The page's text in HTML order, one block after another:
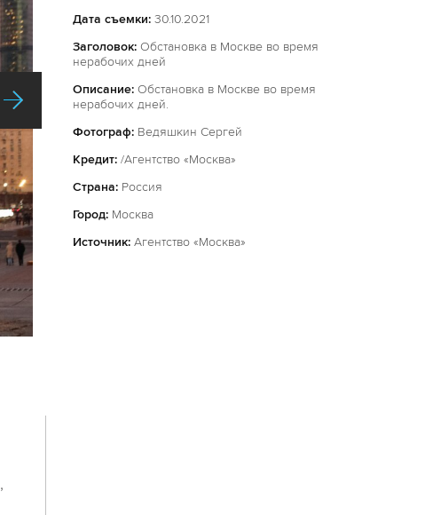
Дата съемки: 30.10.2021
Заголовок: Обстановка в Москве во время
нерабочих дней
Описание: Обстановка в Москве во время
нерабочих дней.
Фотограф: Ведяшкин Сергей
Кредит: /Агентство «Москва»
Страна: Россия
Город: Москва
Источник: Агентство «Москва»